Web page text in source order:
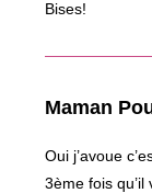
Bises!
Maman
Oui j’avoue
3ème fois